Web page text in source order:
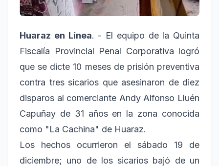
Huaraz en Línea. - El equipo de la Quinta
Fiscalía Provincial Penal Corporativa logró
que se dicte 10 meses de prisión preventiva
contra tres sicarios que asesinaron de diez
disparos al comerciante Andy Alfonso Lluén
Capuñay de 31 años en la zona conocida
como "La Cachina" de Huaraz.
Los hechos ocurrieron el sábado 19 de
diciembre; uno de los sicarios bajó de un